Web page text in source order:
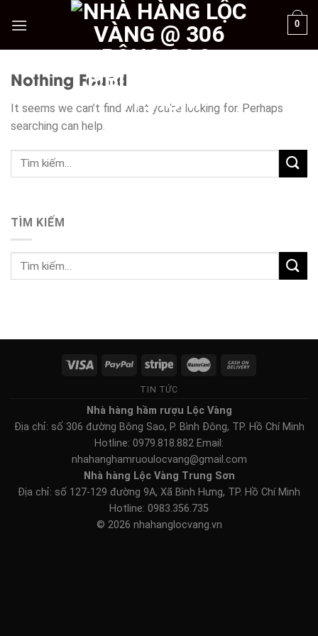
0
Nothing Found
It seems we can’t find what you’re looking for. Perhaps
searching can help.
TÌM KIẾM
TIN TỨC
Nhà hàng hầm rượu Lộc Vàng
Địa chỉ: số 306 đường Bông Sao, P. Bình Đông, TP. Hồ Chí Minh
Hotline: 0979.818.882 Email:
nhahanghamruoulocvang@gmail.com
Nhà hàng Lộc Vàng Trung Sơn
Địa chỉ: số 127-129 đường 9A, Xã Bình Hưng, TP. Hồ Chí Minh
Hotline: 0983.356.735
© 2026 nhahanglocvang.vn